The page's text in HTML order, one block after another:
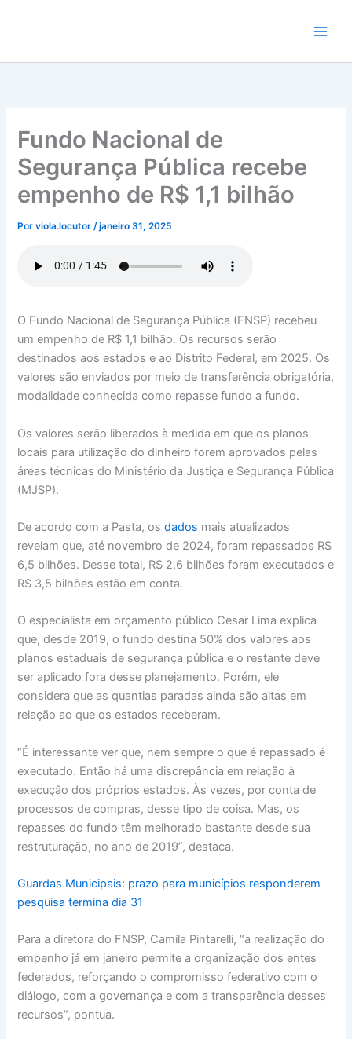
conteúdo
Fundo Nacional de
Segurança Pública recebe
empenho de R$ 1,1 bilhão
Porviola.locutor/janeiro 31, 2025
O Fundo Nacional de Segurança Pública (FNSP) recebeu
um empenho de R$ 1,1 bilhão. Os recursos serão
destinados aos estados e ao Distrito Federal, em 2025. Os
valores são enviados por meio de transferência obrigatória,
modalidade conhecida como repasse fundo a fundo.
Os valores serão liberados à medida em que os planos
locais para utilização do dinheiro forem aprovados pelas
áreas técnicas do Ministério da Justiça e Segurança Pública
(MJSP).
De acordo com a Pasta, osdados mais atualizados
revelam que, até novembro de 2024, foram repassados R$
6,5 bilhões. Desse total, R$ 2,6 bilhões foram executados e
R$ 3,5 bilhões estão em conta.
O especialista em orçamento público Cesar Lima explica
que, desde 2019, o fundo destina 50% dos valores aos
planos estaduais de segurança pública e o restante deve
ser aplicado fora desse planejamento. Porém, ele
considera que as quantias paradas ainda são altas em
relação ao que os estados receberam.
“É interessante ver que, nem sempre o que é repassado é
executado. Então há uma discrepância em relação à
execução dos próprios estados. Às vezes, por conta de
processos de compras, desse tipo de coisa. Mas, os
repasses do fundo têm melhorado bastante desde sua
restruturação, no ano de 2019”, destaca.
Guardas Municipais: prazo para municípios responderem
pesquisa termina dia 31
Para a diretora do FNSP, Camila Pintarelli, “a realização do
empenho já em janeiro permite a organização dos entes
federados, reforçando o compromisso federativo com o
diálogo, com a governança e com a transparência desses
recursos”, pontua.